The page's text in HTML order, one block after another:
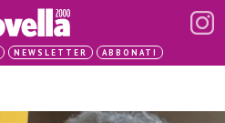
NEWSLETTER ABBONATI